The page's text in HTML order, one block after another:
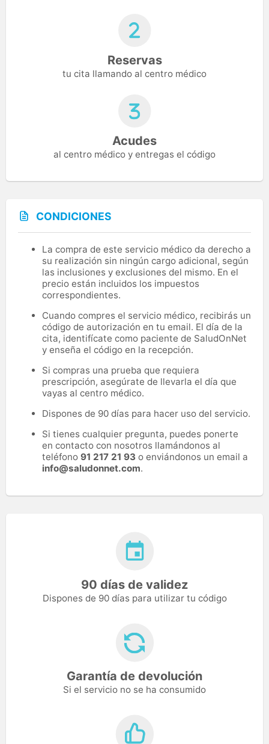
Reservas
tu cita llamando al centro médico
Acudes
al centro médico y entregas el código
CONDICIONES
La compra de este servicio médico da derecho a
su realización sin ningún cargo adicional, según
las inclusiones y exclusiones del mismo. En el
precio están incluidos los impuestos
correspondientes.
Cuando compres el servicio médico, recibirás un
código de autorización en tu email. El día de la
cita, identifícate como paciente de SaludOnNet
y enseña el código en la recepción.
Si compras una prueba que requiera
prescripción, asegúrate de llevarla el día que
vayas al centro médico.
Dispones de 90 días para hacer uso del servicio.
Si tienes cualquier pregunta, puedes ponerte
en contacto con nosotros llamándonos al
teléfono 91 217 21 93 o enviándonos un email a
info@saludonnet.com.
90 días de validez
Dispones de 90 días para utilizar tu código
Garantía de devolución
Si el servicio no se ha consumido